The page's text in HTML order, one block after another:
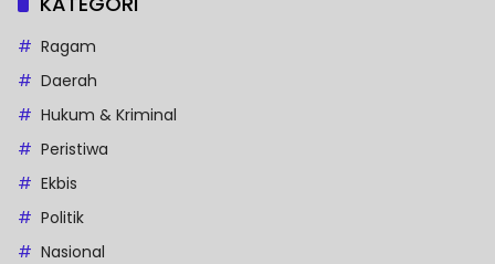
Ragam
Daerah
Hukum & Kriminal
Peristiwa
Ekbis
Politik
Nasional